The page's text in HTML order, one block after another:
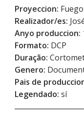
Proyeccion:
Realizador/es:
Anyo produccion:
Formato: DCP
Duração:
Genero:
Pais de
Legendado: sí